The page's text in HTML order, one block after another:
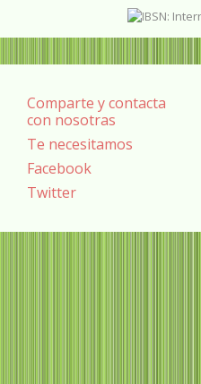
Comparte y contacta
con nosotras
Te necesitamos
Facebook
Twitter